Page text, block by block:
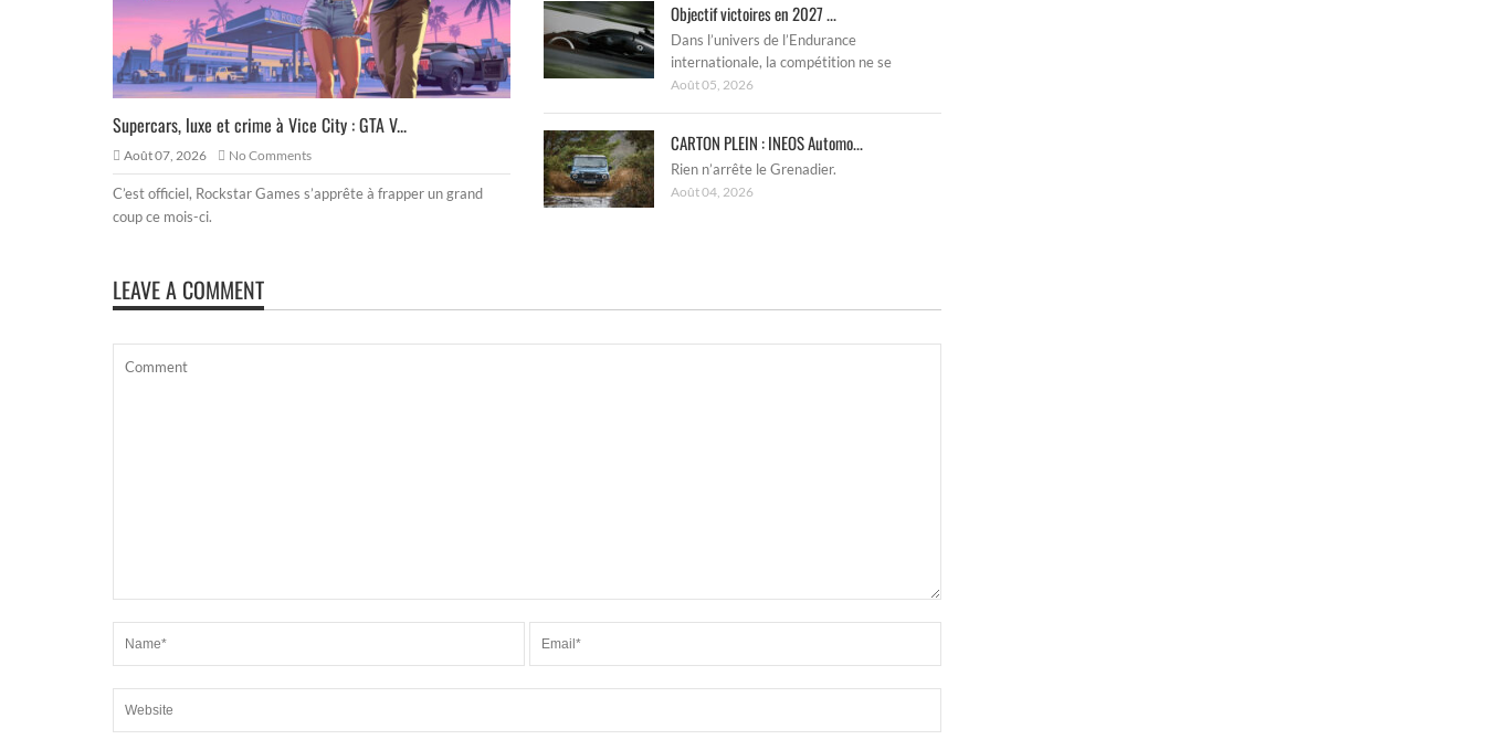
Supercars, luxe et crime à Vice City : GTA V...
Août 07, 2026 No Comments
C’est officiel, Rockstar Games s’apprête à frapper un grand
coup ce mois-ci.
Objectif victoires en 2027 ...
Dans l’univers de l’Endurance
internationale, la compétition ne se
Août 05, 2026
CARTON PLEIN : INEOS Automo...
Rien n’arrête le Grenadier.
Août 04, 2026
LEAVE A COMMENT